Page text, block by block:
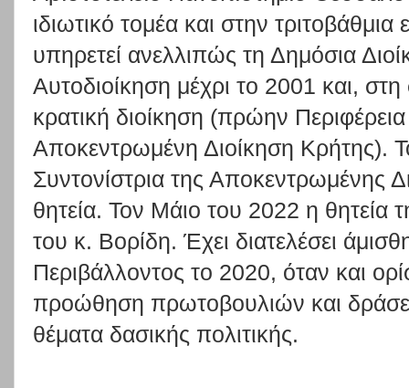
ιδιωτικό τομέα και στην
υπηρετεί ανελλιπώς τη Δημόσια
Αυτοδιοίκηση μέχρι το 2001 και,
κρατική διοίκηση (πρώην
Αποκεντρωμένη Διοίκηση Κρήτης).
Συντονίστρια της Αποκεντρωμένης
θητεία. Τον Μάιο του 2022 η
του κ. Βορίδη. Έχει διατελέσει
Περιβάλλοντος το 2020, όταν και
προώθηση πρωτοβουλιών και
θέματα δασικής πολιτικής.